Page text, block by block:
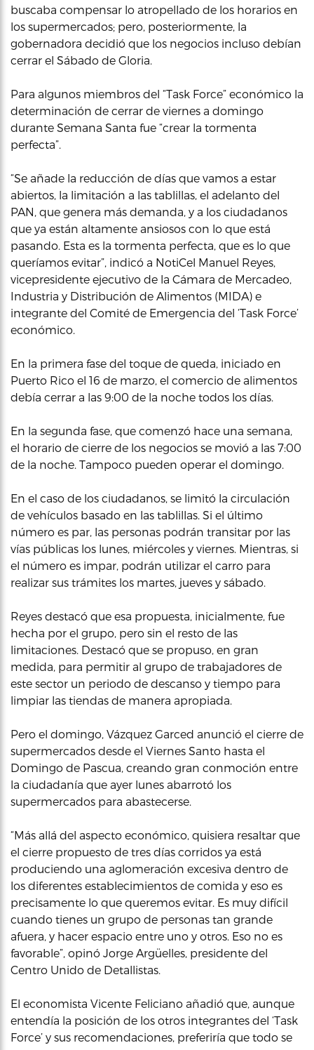
buscaba compensar lo atropellado de los horarios en
los supermercados; pero, posteriormente, la
gobernadora decidió que los negocios incluso debían
cerrar el Sábado de Gloria.
Para algunos miembros del “Task Force” económico la
determinación de cerrar de viernes a domingo
durante Semana Santa fue “crear la tormenta
perfecta”.
“Se añade la reducción de días que vamos a estar
abiertos, la limitación a las tablillas, el adelanto del
PAN, que genera más demanda, y a los ciudadanos
que ya están altamente ansiosos con lo que está
pasando. Esta es la tormenta perfecta, que es lo que
queríamos evitar”, indicó a NotiCel Manuel Reyes,
vicepresidente ejecutivo de la Cámara de Mercadeo,
Industria y Distribución de Alimentos (MIDA) e
integrante del Comité de Emergencia del ‘Task Force’
económico.
En la primera fase del toque de queda, iniciado en
Puerto Rico el 16 de marzo, el comercio de alimentos
debía cerrar a las 9:00 de la noche todos los días.
En la segunda fase, que comenzó hace una semana,
el horario de cierre de los negocios se movió a las 7:00
de la noche. Tampoco pueden operar el domingo.
En el caso de los ciudadanos, se limitó la circulación
de vehículos basado en las tablillas. Si el último
número es par, las personas podrán transitar por las
vías públicas los lunes, miércoles y viernes. Mientras, si
el número es impar, podrán utilizar el carro para
realizar sus trámites los martes, jueves y sábado.
Reyes destacó que esa propuesta, inicialmente, fue
hecha por el grupo, pero sin el resto de las
limitaciones. Destacó que se propuso, en gran
medida, para permitir al grupo de trabajadores de
este sector un periodo de descanso y tiempo para
limpiar las tiendas de manera apropiada.
Pero el domingo, Vázquez Garced anunció el cierre de
supermercados desde el Viernes Santo hasta el
Domingo de Pascua, creando gran conmoción entre
la ciudadanía que ayer lunes abarrotó los
supermercados para abastecerse.
“Más allá del aspecto económico, quisiera resaltar que
el cierre propuesto de tres días corridos ya está
produciendo una aglomeración excesiva dentro de
los diferentes establecimientos de comida y eso es
precisamente lo que queremos evitar. Es muy difícil
cuando tienes un grupo de personas tan grande
afuera, y hacer espacio entre uno y otros. Eso no es
favorable”, opinó Jorge Argüelles, presidente del
Centro Unido de Detallistas.
El economista Vicente Feliciano añadió que, aunque
entendía la posición de los otros integrantes del ‘Task
Force’ y sus recomendaciones, preferiría que todo se